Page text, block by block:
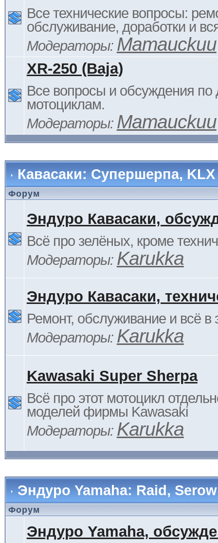
Все технические вопросы:
обслуживание, доработки и
Модераторы: Mamauckuu
XR-250 (Baja)
Все вопросы и обсуждения
мотоциклам.
Модераторы: Mamauckuu
Кавасаки: Супершерпа,
Форум
Эндуро Кавасаки,
Всё про зелёных, кроме
Модераторы: Karukka
Эндуро Кавасаки,
Ремонт, обслуживание и всё в
Модераторы: Karukka
Kawasaki Super Sherpa
Всё про этот мотоцикл
моделей фирмы Kawasaki
Модераторы: Karukka
Эндуро Yamaha: Raid,
Форум
Эндуро Yamaha,